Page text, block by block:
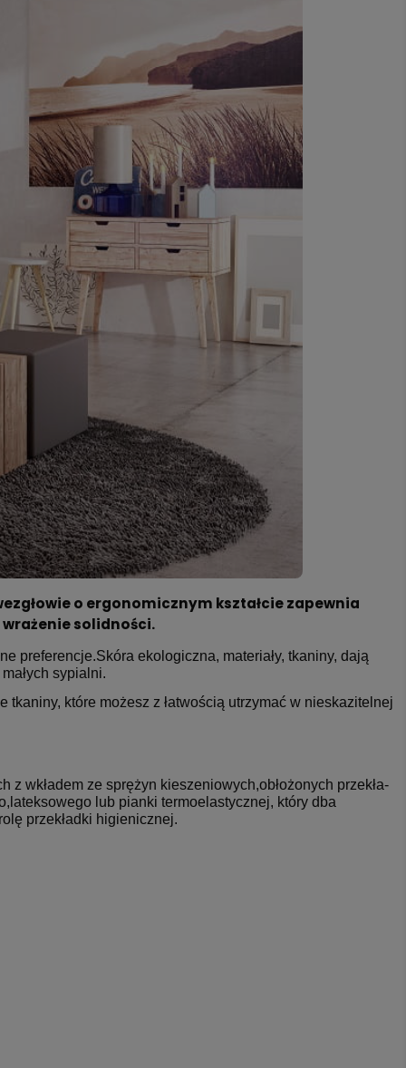
o ergonomicznym kształcie zapewnia
solidności.
preferencje.Skóra ekologiczna, materiały, tkaniny, dają
sypialni.
które możesz z łatwością utrzymać w nie­ska­zi­tel­nej
wkładem ze sprężyn kieszeniowych,obło­­­żo­­­nych prze­­­kła­­
lub pianki te­­r­mo­­­e­­la­­­sty­­cz­nej, który dba
prze­­­kła­­d­ki hi­­­gie­­­ni­­cz­nej.